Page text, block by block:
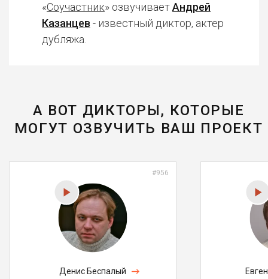
«Соучастник» озвучиваетАндрей
Казанцев - известный диктор, актер
дубляжа.
А ВОТ ДИКТОРЫ, КОТОРЫЕ
МОГУТ ОЗВУЧИТЬ ВАШ ПРОЕКТ
#956
Денис Беспалый